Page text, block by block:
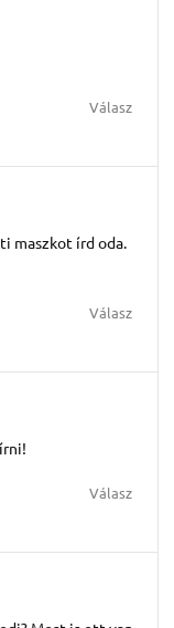
Válasz
maszkot írd oda.
Válasz
Válasz